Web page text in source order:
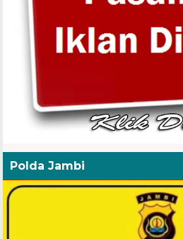
Polda Jambi